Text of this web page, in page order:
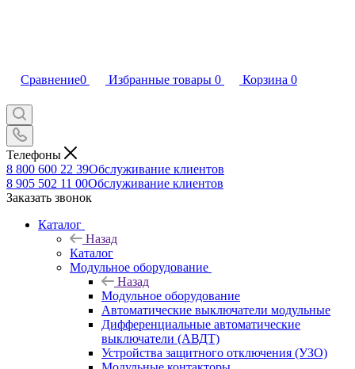
Сравнение0 Избранные товары 0 Корзина 0
Телефоны
8 800 600 22 39Обслуживание клиентов
8 905 502 11 00Обслуживание клиентов
Заказать звонок
Каталог
Назад
Каталог
Модульное оборудование
Назад
Модульное оборудование
Автоматические выключатели модульные
Дифференциальные автоматические
выключатели (АВДТ)
Устройства защитного отключения (УЗО)